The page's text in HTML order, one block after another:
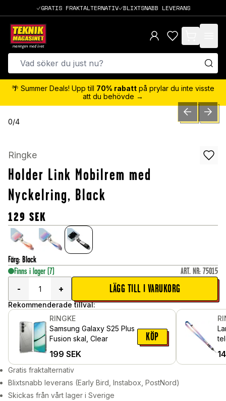
GRATIS FRAKTALTERNATIV BLIXTSNABB LEVERANS
items in cart,
🌴 Summer Deals! Upp till 70% rabatt på prylar du inte visste
att du behövde →
0/4 PREVIOUSNEXT
Ringke
Holder Link Mobilrem med
Nyckelring, Black
129 SEK
Färg: Black
Finns i lager (7) ART. NR: 75015
-
+ LÄGG TILL I VARUKORG
Rekommenderade tillval:
RINGKE
Samsung Galaxy S25 Plus
Fusion skal, Clear
199 SEK
KÖP
Gratis fraktalternativ
Blixtsnabb leverans (Early Bird, Instabox, PostNord)
Skickas från vårt lager i Sverige